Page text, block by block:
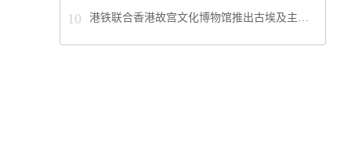
10 港铁联合香港故宫文化博物馆推出古埃及主…